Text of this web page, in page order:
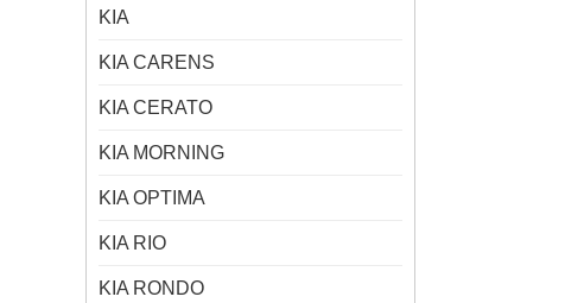
KIA
KIA CARENS
KIA CERATO
KIA MORNING
KIA OPTIMA
KIA RIO
KIA RONDO